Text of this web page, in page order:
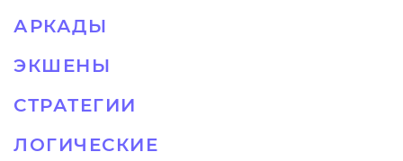
АРКАДЫ
ЭКШЕНЫ
СТРАТЕГИИ
ЛОГИЧЕСКИЕ